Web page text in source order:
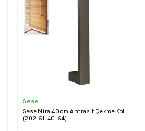
Sese
Sese Mira 40 cm Antrasit Çekme Kol
(202-51-40-54)